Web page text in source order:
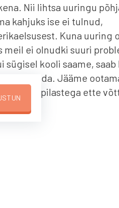
Nii lihtsa uuringu
kahjuks ise ei tulnud,
Kuna uuring
meil ei olnudki suuri
kooli saame, saab
tutvustada. Jääme
mida õpilastega ette